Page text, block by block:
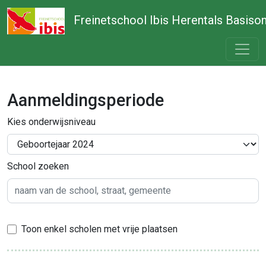
Freinetschool Ibis Herentals
Aanmeldingsperiode
Kies onderwijsniveau
School zoeken
Toon enkel scholen met vrije plaatsen